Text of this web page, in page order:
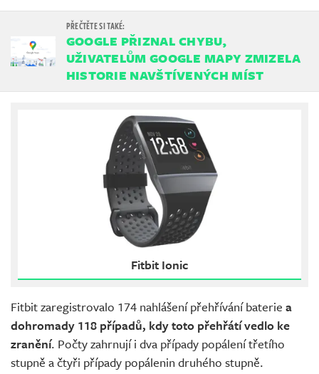
GOOGLE PŘIZNAL CHYBU,
UŽIVATELŮM GOOGLE MAPY ZMIZELA
HISTORIE NAVŠTÍVENÝCH MÍST
Fitbit Ionic
Fitbit zaregistrovalo 174 nahlášení přehřívání baterie a
dohromady 118 případů, kdy toto přehřátí vedlo ke
zranění. Počty zahrnují i dva případy popálení třetího
stupně a čtyři případy popálenin druhého stupně.